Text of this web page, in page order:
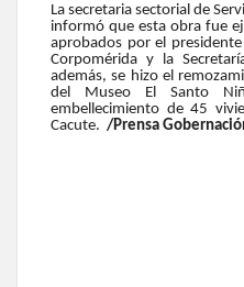
La secretaria sectorial de
informó que esta obra fue
aprobados por el
Corpomérida y la
además, se hizo el
del Museo El Santo
embellecimiento de 45
Cacute. /Prensa